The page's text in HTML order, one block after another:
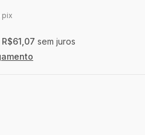
pix
R$61,07 sem juros